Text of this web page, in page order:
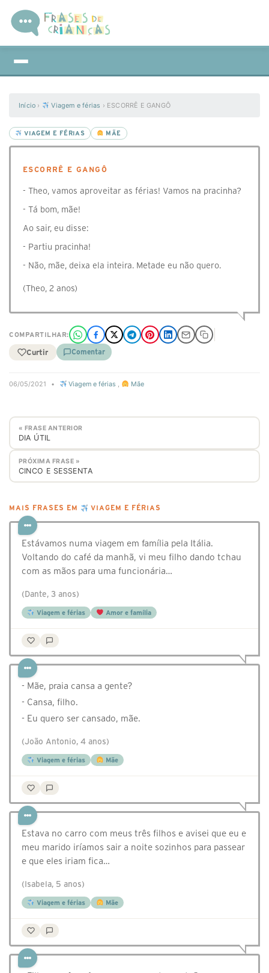
Início › Viagem e férias › ESCORRÊ E GANGÔ
VIAGEM E FÉRIAS MÃE
ESCORRÊ E GANGÔ
- Theo, vamos aproveitar as férias! Vamos na pracinha?
- Tá bom, mãe!
Ao sair, eu disse:
- Partiu pracinha!
- Não, mãe, deixa ela inteira. Metade eu não quero.
(Theo, 2 anos)
COMPARTILHAR:
Curtir Comentar
06/05/2021 • Viagem e férias , Mãe
« FRASE ANTERIOR
DIA ÚTIL
PRÓXIMA FRASE »
CINCO E SESSENTA
MAIS FRASES EM VIAGEM E FÉRIAS
Estávamos numa viagem em família pela Itália.
Voltando do café da manhã, vi meu filho dando tchau
com as mãos para uma funcionária…
(Dante, 3 anos)
Viagem e férias Amor e família
- Mãe, praia cansa a gente?
- Cansa, filho.
- Eu quero ser cansado, mãe.
(João Antonio, 4 anos)
Viagem e férias Mãe
Estava no carro com meus três filhos e avisei que eu e
meu marido iríamos sair a noite sozinhos para passear
e que eles iriam fica…
(Isabela, 5 anos)
Viagem e férias Mãe